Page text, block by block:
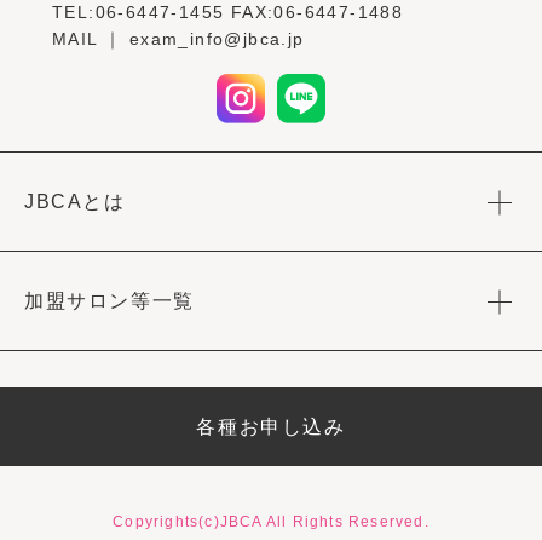
TEL:06-6447-1455 FAX:06-6447-1488
MAIL ｜ exam_info@jbca.jp
JBCAとは
加盟サロン等一覧
各種お申し込み
Copyrights(c)JBCA All Rights Reserved.